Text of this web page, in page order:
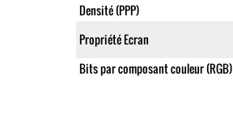
Densité (PPP)
Propriété Ecran
Bits par composant couleur (RGB)